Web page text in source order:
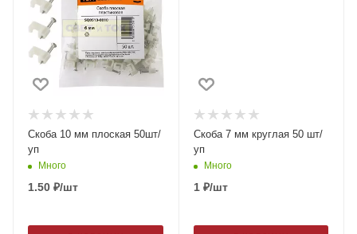
Скоба 10 мм плоская 50шт/
уп
Много
1.50 ₽/шт
Скоба 7 мм круглая 50 шт/
уп
Много
1₽/шт